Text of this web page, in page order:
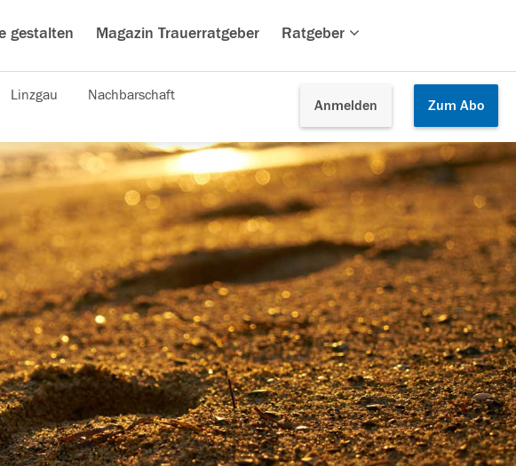
gestalten Magazin Trauerratgeber Ratgeber
Anmelden Zum Abo
Linzgau Nachbarschaft